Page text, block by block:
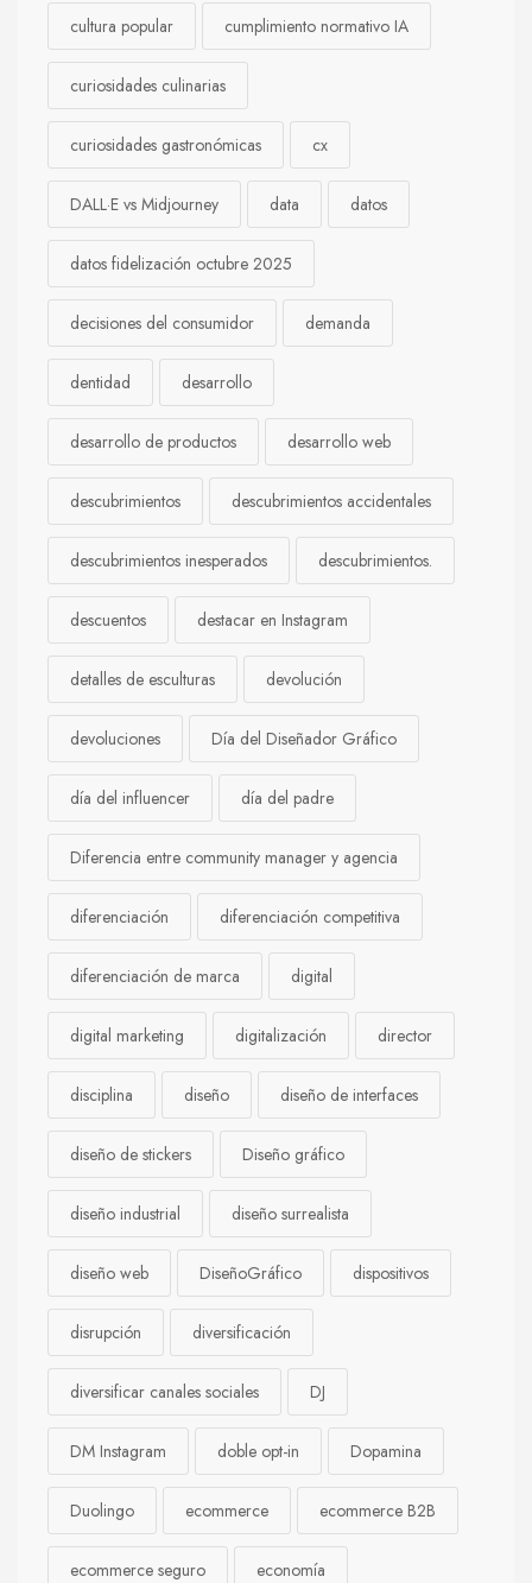
cultura popular cumplimiento normativo IA
curiosidades culinarias
curiosidades gastronómicas cx
DALL·E vs Midjourney data datos
datos fidelización octubre 2025
decisiones del consumidor demanda
dentidad desarrollo
desarrollo de productos desarrollo web
descubrimientos descubrimientos accidentales
descubrimientos inesperados descubrimientos.
descuentos destacar en Instagram
detalles de esculturas devolución
devoluciones Día del Diseñador Gráfico
día del influencer día del padre
Diferencia entre community manager y agencia
diferenciación diferenciación competitiva
diferenciación de marca digital
digital marketing digitalización director
disciplina diseño diseño de interfaces
diseño de stickers Diseño gráfico
diseño industrial diseño surrealista
diseño web DiseñoGráfico dispositivos
disrupción diversificación
diversificar canales sociales DJ
DM Instagram doble opt-in Dopamina
Duolingo ecommerce ecommerce B2B
ecommerce seguro economía